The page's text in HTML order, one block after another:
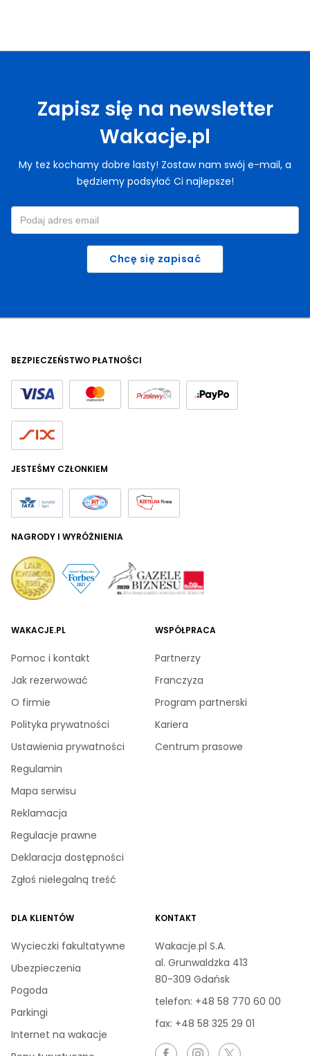
Zapisz się na newsletter
Wakacje.pl
My też kochamy dobre lasty! Zostaw nam swój e-mail, a
będziemy podsyłać Ci najlepsze!
Chcę się zapisać
WAKACJE.PL
Pomoc i kontakt
Jak rezerwować
O firmie
Polityka prywatności
Ustawienia prywatności
Regulamin
Mapa serwisu
Reklamacja
Regulacje prawne
Deklaracja dostępności
Zgłoś nielegalną treść
WSPÓŁPRACA
Partnerzy
Franczyza
Program partnerski
Kariera
Centrum prasowe
DLA KLIENTÓW
Wycieczki fakultatywne
Ubezpieczenia
Pogoda
Parkingi
Internet na wakacje
KONTAKT
Wakacje.pl S.A.
al. Grunwaldzka 413
80-309 Gdańsk
telefon: +48 58 770 60 00
fax: +48 58 325 29 01
BEZPIECZEŃSTWO PŁATNOŚCI
JESTEŚMY CZŁONKIEM
NAGRODY I WYRÓŻNIENIA